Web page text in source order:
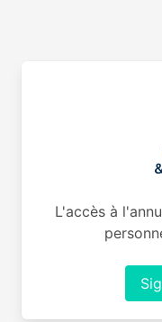
L'accès à